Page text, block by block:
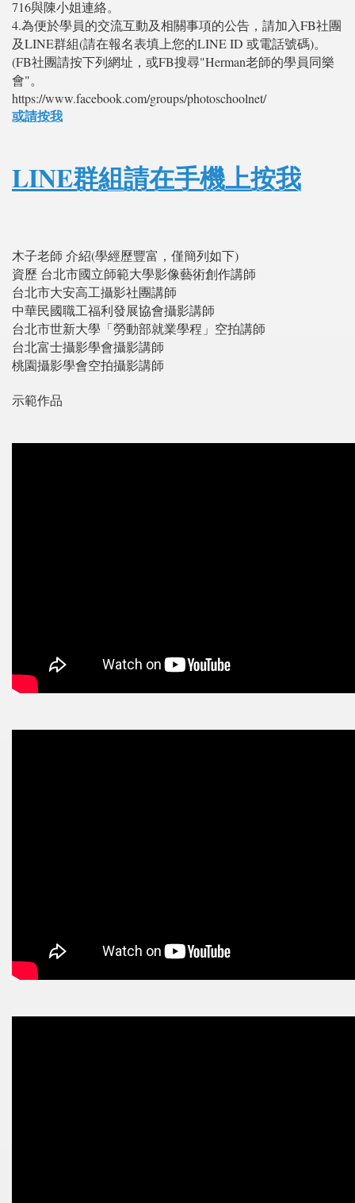
716與陳小姐連絡。
4.為便於學員的交流互動及相關事項的公告，請加入FB社團
及LINE群組(請在報名表填上您的LINE ID 或電話號碼)。
(FB社團請按下列網址，或FB搜尋"Herman老師的學員同樂
會"。
https://www.facebook.com/groups/photoschoolnet/
或請按我
LINE群組請在手機上按我
木子老師 介紹(學經歷豐富，僅簡列如下)
資歷 台北市國立師範大學影像藝術創作講師
台北市大安高工攝影社團講師
中華民國職工福利發展協會攝影講師
台北市世新大學「勞動部就業學程」空拍講師
台北富士攝影學會攝影講師
桃園攝影學會空拍攝影講師
示範作品